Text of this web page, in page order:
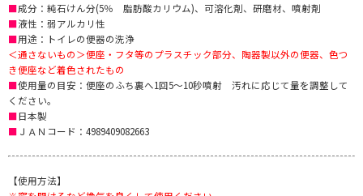
■成分：純石けん分(5％ 脂肪酸カリウム)、可溶化剤、研磨材、噴射剤
■液性：弱アルカリ性
■用途：トイレの便器の洗浄
＜通さないもの＞便座・フタ等のプラスチック部分、陶器製以外の便器、色つ
き便座など着色されたもの
■使用量の目安：便座のふち裏へ1回5～10秒噴射 汚れに応じて量を調整して
ください。
■日本製
■ ＪＡＮコード：4989409082663
【使用方法】